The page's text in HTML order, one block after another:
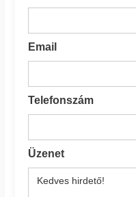
Email
Telefonszám
Üzenet